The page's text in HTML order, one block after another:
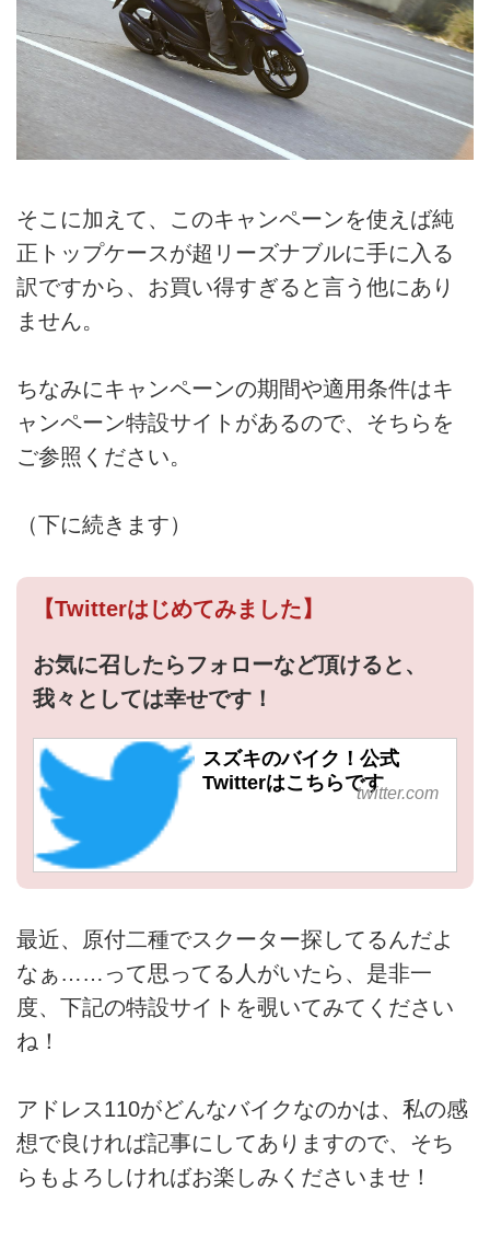
そこに加えて、このキャンペーンを使えば純
正トップケースが超リーズナブルに手に入る
訳ですから、お買い得すぎると言う他にあり
ません。
ちなみにキャンペーンの期間や適用条件はキ
ャンペーン特設サイトがあるので、そちらを
ご参照ください。
（下に続きます）
【Twitterはじめてみました】
お気に召したらフォローなど頂けると、
我々としては幸せです！
スズキのバイク！公式
Twitterはこちらですtwitter.com
最近、原付二種でスクーター探してるんだよ
なぁ……って思ってる人がいたら、是非一
度、下記の特設サイトを覗いてみてください
ね！
アドレス110がどんなバイクなのかは、私の感
想で良ければ記事にしてありますので、そち
らもよろしければお楽しみくださいませ！